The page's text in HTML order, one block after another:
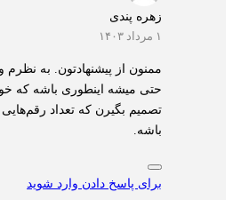
زهره پندی
۱ مرداد ۱۴۰۳
ممنون از پیشنهادتون. به نظرم
حتی میشه اینطوری باشه که خود
تصمیم بگیرن که تعداد رقم‌هایی
باشه.
برای پاسخ دادن وارد شوید